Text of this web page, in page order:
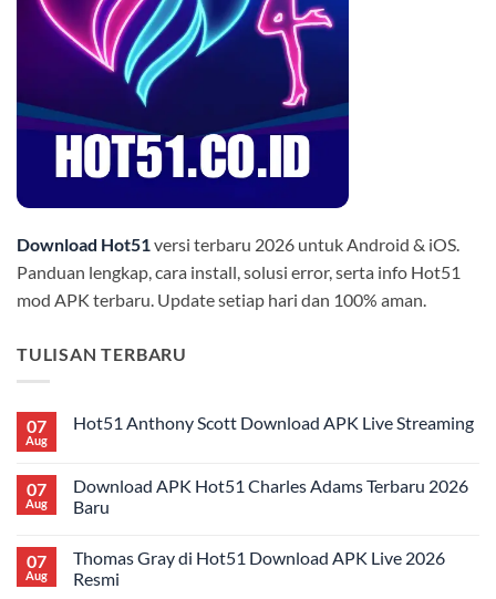
Download Hot51versi terbaru 2026 untuk Android & iOS.
Panduan lengkap, cara install, solusi error, serta info Hot51
mod APK terbaru. Update setiap hari dan 100% aman.
TULISAN TERBARU
07
Aug
Hot51 Anthony Scott Download APK Live Streaming
Hot51
Anthony
Scott
Live
Streaming
07
Aug
Download APK Hot51 Charles Adams Terbaru 2026
Baru
on
Download
APK
07
Aug
Thomas Gray di Hot51 Download APK Live 2026
Resmi